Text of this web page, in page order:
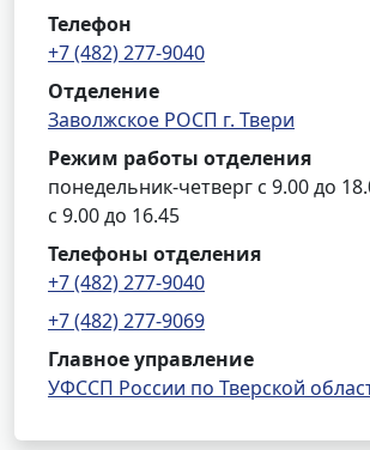
Телефон
+7 (482) 277-9040
Отделение
Заволжское РОСП г. Твери
Режим работы отделения
понедельник-четверг с 9.00 до
с 9.00 до 16.45
Телефоны отделения
+7 (482) 277-9040
+7 (482) 277-9069
Главное управление
УФССП России по Тверской